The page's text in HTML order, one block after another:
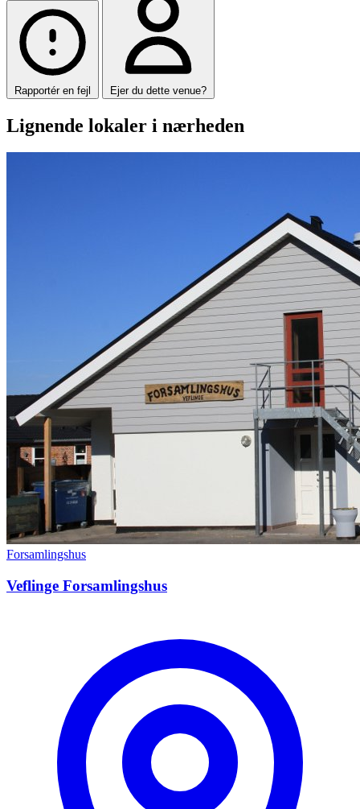
Rapportér en fejl Ejer du dette venue?
Lignende lokaler i nærheden
Forsamlingshus
Veflinge Forsamlingshus